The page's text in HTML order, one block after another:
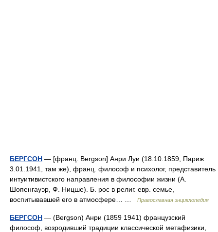
БЕРГСОН — [франц. Bergson] Анри Луи (18.10.1859, Париж
3.01.1941, там же), франц. философ и психолог, представитель
интуитивистского направления в философии жизни (А.
Шопенгауэр, Ф. Ницше). Б. рос в религ. евр. семье,
воспитывавшей его в атмосфере… …
Православная энциклопедия
БЕРГСОН — (Bergson) Анри (1859 1941) французский
философ, возродивший традиции классической метафизики,